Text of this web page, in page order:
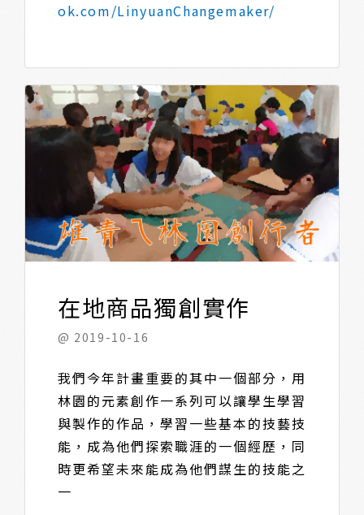
ok.com/LinyuanChangemaker/
在地商品獨創實作
@ 2019-10-16
我們今年計畫重要的其中一個部分，用
林園的元素創作一系列可以讓學生學習
與製作的作品，學習一些基本的技藝技
能，成為他們探索職涯的一個經歷，同
時更希望未來能成為他們謀生的技能之
一